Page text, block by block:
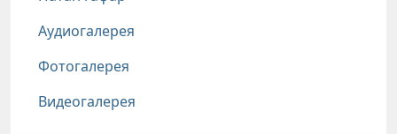
Аудиогалерея
Фотогалерея
Видеогалерея